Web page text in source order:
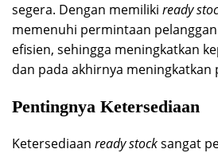
segera. Dengan memiliki ready
memenuhi permintaan
efisien, sehingga meningkatkan
dan pada akhirnya meningkatkan
Pentingnya Ketersediaan
Ketersediaan ready stocksangat